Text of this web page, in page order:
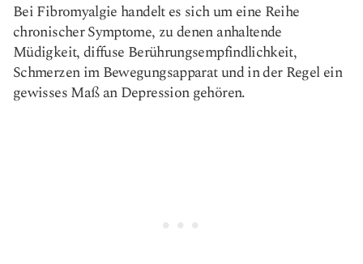
Bei Fibromyalgie handelt es sich um eine Reihe
chronischer Symptome, zu denen anhaltende
Müdigkeit, diffuse Berührungsempfindlichkeit,
Schmerzen im Bewegungsapparat und in der Regel ein
gewisses Maß an Depression gehören.